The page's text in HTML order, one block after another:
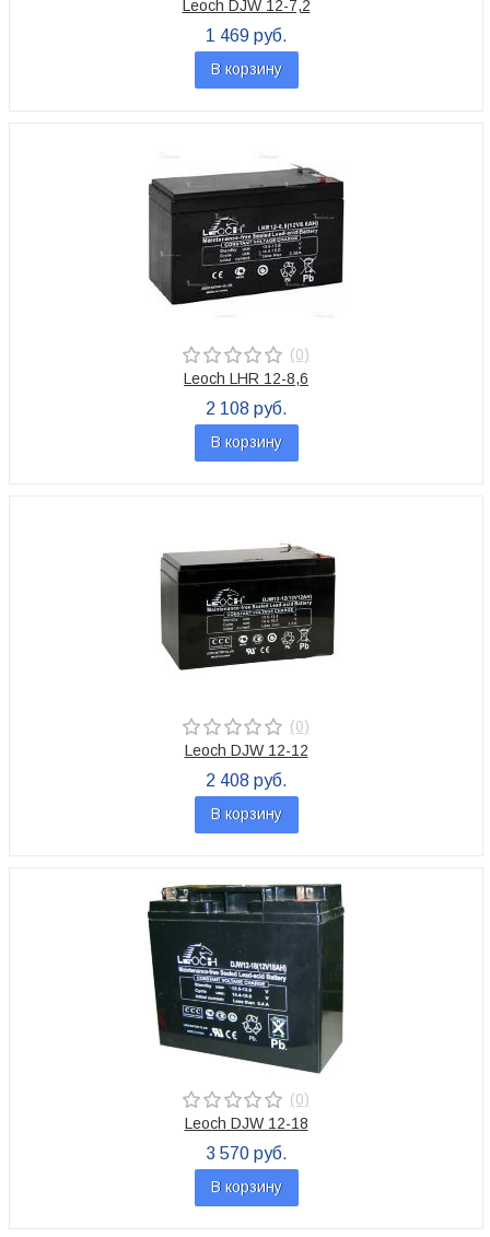
Leoch DJW 12-7,2
1 469 руб.
В корзину
(0)
Leoch LHR 12-8,6
2 108 руб.
В корзину
(0)
Leoch DJW 12-12
2 408 руб.
В корзину
(0)
Leoch DJW 12-18
3 570 руб.
В корзину